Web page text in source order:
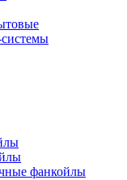
фанкойлы